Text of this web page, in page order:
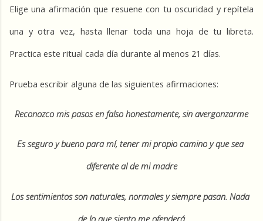
Elige una afirmación que resuene con tu oscuridad y repítela
una y otra vez, hasta llenar toda una hoja de tu libreta.
Practica este ritual cada día durante al menos 21 días.
Prueba escribir alguna de las siguientes afirmaciones:
Reconozco mis pasos en falso honestamente, sin avergonzarme
Es seguro y bueno para mí, tener mi propio camino y que sea
diferente al de mi madre
Los sentimientos son naturales, normales y siempre pasan. Nada
de lo que siento me ofenderá